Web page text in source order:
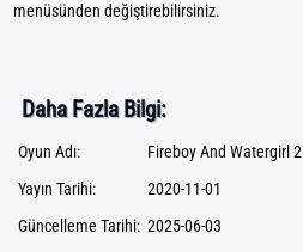
menüsünden değiştirebilirsiniz.
Daha Fazla Bilgi:
Oyun Adı:
Fireboy And Watergirl 2
Yayın Tarihi:
2020-11-01
Güncelleme Tarihi: 2025-06-03